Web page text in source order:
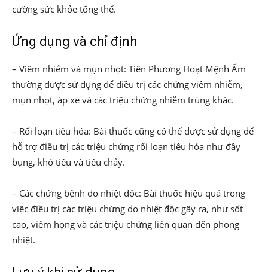
cường sức khỏe tổng thể.
Ứng dụng và chỉ định
– Viêm nhiễm và mụn nhọt: Tiên Phương Hoạt Mệnh Ẩm
thường được sử dụng để điều trị các chứng viêm nhiễm,
mụn nhọt, áp xe và các triệu chứng nhiễm trùng khác.
– Rối loạn tiêu hóa: Bài thuốc cũng có thể được sử dụng để
hỗ trợ điều trị các triệu chứng rối loạn tiêu hóa như đầy
bụng, khó tiêu và tiêu chảy.
– Các chứng bệnh do nhiệt độc: Bài thuốc hiệu quả trong
việc điều trị các triệu chứng do nhiệt độc gây ra, như sốt
cao, viêm họng và các triệu chứng liên quan đến phong
nhiệt.